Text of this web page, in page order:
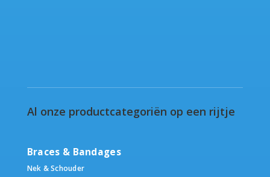
Al onze productcategoriën op een rijtje
Braces & Bandages
Nek & Schouder